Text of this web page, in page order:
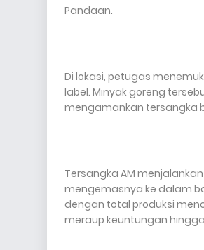
Pandaan.
Di lokasi, petugas
label. Minyak goreng
mengamankan tersangka
Tersangka AM
mengemasnya ke dalam
dengan total produksi
meraup keuntungan hingga